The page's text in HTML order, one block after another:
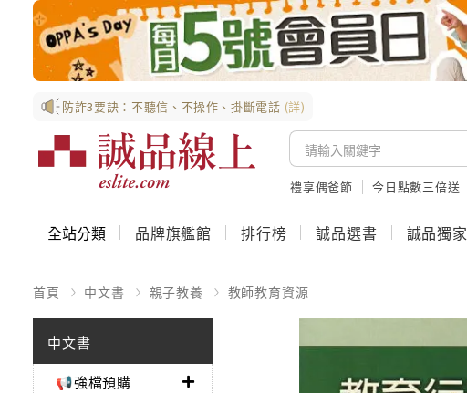
防詐3要訣：不聽信、不操作、掛斷電話 (詳)
禮享偶爸節 今日點數三倍送
全站分類 品牌旗艦館 排行榜 誠品選書 誠品獨家
首頁 中文書 親子教養 教師教育資源
中文書
📢強檔預購